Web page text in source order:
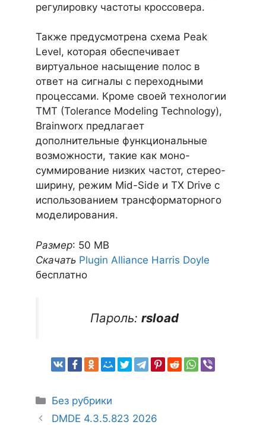
регулировку частоты кроссовера.
Также предусмотрена схема Peak
Level, которая обеспечивает
виртуальное насыщение полос в
ответ на сигналы с переходными
процессами. Кроме своей технологии
TMT (Tolerance Modeling Technology),
Brainworx предлагает
дополнительные функциональные
возможности, такие как моно-
суммирование низких частот, стерео-
ширину, режим Mid-Side и TX Drive с
использованием трансформаторного
моделирования.
Размер: 50 MB
Скачать Plugin Alliance Harris Doyle
бесплатно
Пароль: rsload
Рубрики
Без рубрики
DMDE 4.3.5.823 2026